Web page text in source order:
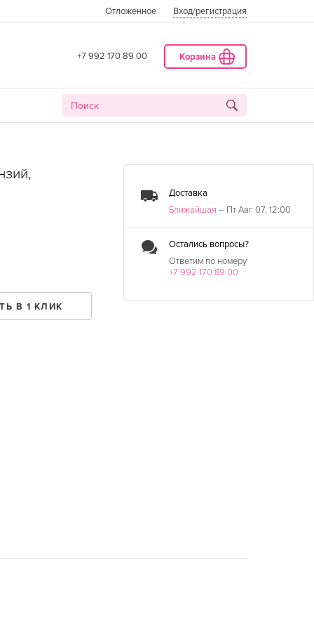
Отложенное Вход/регистрация
+7 992 170 89 00 Корзина
ДАТА
В 1 КЛИК
Доставка
Ближайшая – Пт Авг 07, 12:00
Остались вопросы?
Ответим по номеру
+7 992 170 89 00